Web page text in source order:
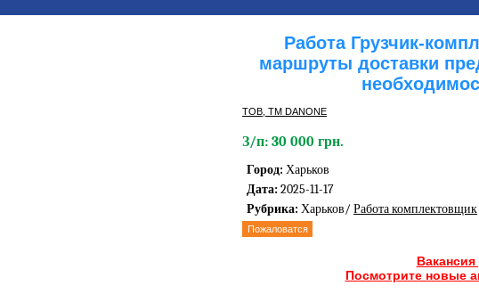
Работа Грузчик-
маршруты доставки
ТОВ, ТМ DANONE
З/п: 30 000 грн.
Город: Харьков
Дата: 2025-11-17
Рубрика: Харьков/ Работа комплектовщик
Пожаловатся
Вакансия
Посмотрите новые